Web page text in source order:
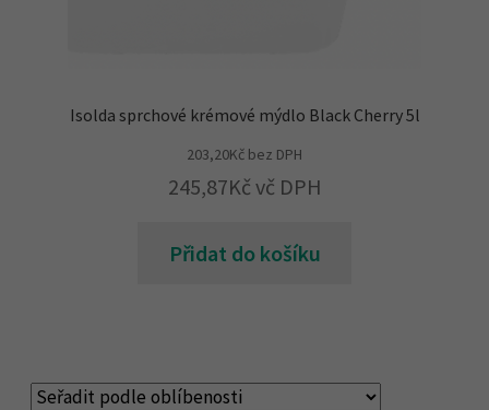
Isolda sprchové krémové mýdlo Black Cherry 5l
203,20Kč bez DPH
245,87Kč vč DPH
Přidat do košíku